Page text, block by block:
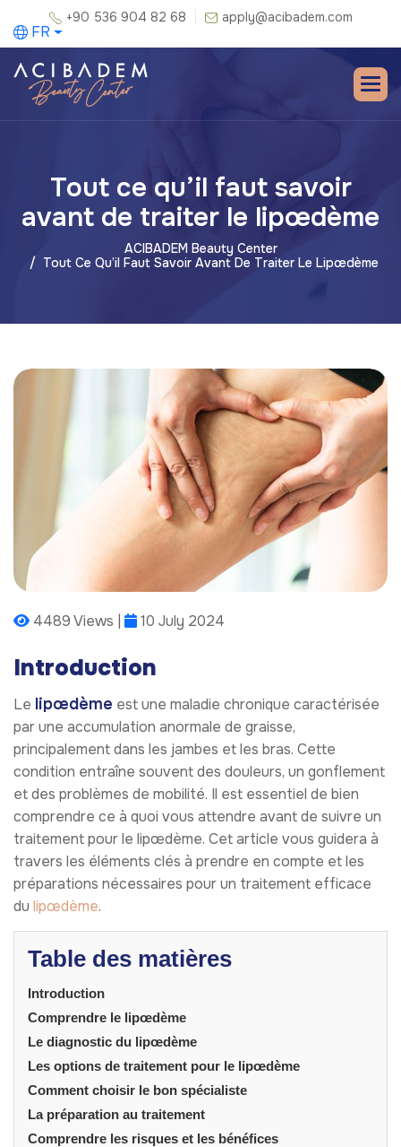
+90 536 904 82 68 apply@acibadem.com
FR
Tout ce qu’il faut savoir
avant de traiter le lipœdème
ACIBADEM Beauty Center
Tout Ce Qu’il Faut Savoir Avant De Traiter Le Lipœdème
4489 Views | 10 July 2024
Introduction
Le lipœdème est une maladie chronique caractérisée
par une accumulation anormale de graisse,
principalement dans les jambes et les bras. Cette
condition entraîne souvent des douleurs, un gonflement
et des problèmes de mobilité. Il est essentiel de bien
comprendre ce à quoi vous attendre avant de suivre un
traitement pour le lipœdème. Cet article vous guidera à
travers les éléments clés à prendre en compte et les
préparations nécessaires pour un traitement efficace
du lipœdème.
Table des matières
Introduction
Comprendre le lipœdème
Le diagnostic du lipœdème
Les options de traitement pour le lipœdème
Comment choisir le bon spécialiste
La préparation au traitement
Comprendre les risques et les bénéfices